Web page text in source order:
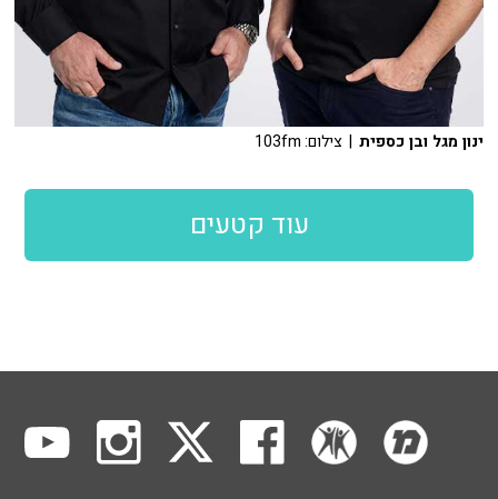
ינון מגל ובן כספית | צילום: 103fm
עוד קטעים